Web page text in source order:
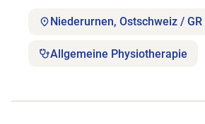
Niederurnen, Ostschweiz /
Allgemeine Physiotherapie